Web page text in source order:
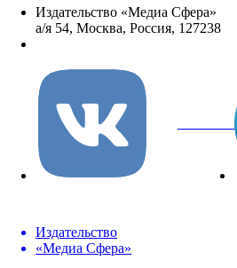
Издательство «Медиа Сфера»
а/я 54, Москва, Россия, 127238
вКонтакте
Издательство
«Медиа Сфера»